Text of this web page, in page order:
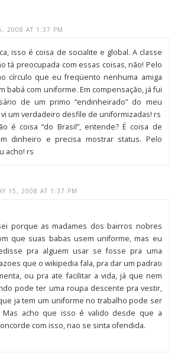
2008 AT 1:37 PM
isso é coisa de socialite e global. A classe
tá preocupada com essas coisas, não! Pelo
círculo que eu freqüento nenhuma amiga
babá com uniforme. Em compensação, já fui
de um primo “endinheirado” do meu
um verdadeiro desfile de uniformizadas! rs
é coisa “do Brasil”, entende? É coisa de
dinheiro e precisa mostrar status. Pelo
acho! rs
15, 2008 AT 1:37 PM
porque as madames dos bairros nobres
que suas babas usem uniforme, mas eu
pra alguem usar se fosse pra uma
que o wikipedia fala, pra dar um padrao
ou pra ate facilitar a vida, já que nem
pode ter uma roupa descente pra vestir,
ja tem um uniforme no trabalho pode ser
Mas acho que isso é valido desde que a
com isso, nao se sinta ofendida.